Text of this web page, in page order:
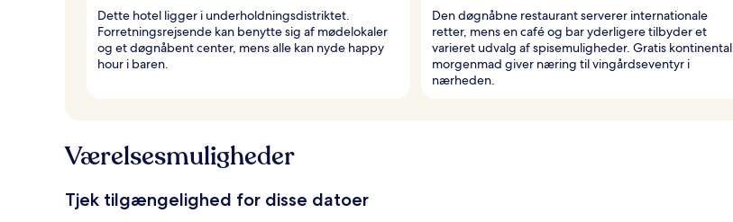
Dette hotel ligger i underholdningsdistriktet.
Forretningsrejsende kan benytte sig af mødelokaler
og et døgnåbent center, mens alle kan nyde happy
hour i baren.
Den døgnåbne restaurant serverer internationale
retter, mens en café og bar yderligere tilbyder et
varieret udvalg af spisemuligheder. Gratis kontinental
morgenmad giver næring til vingårdseventyr i
nærheden.
Værelsesmuligheder
Tjek tilgængelighed for disse datoer